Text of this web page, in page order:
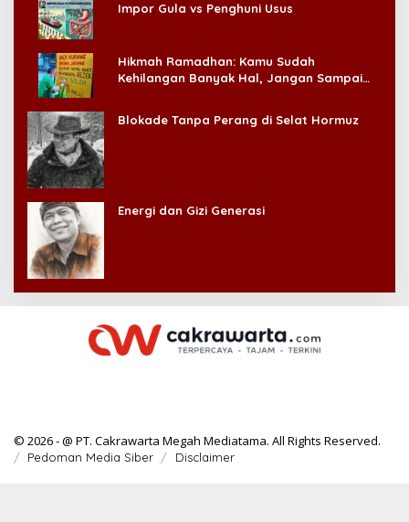
Impor Gula vs Penghuni Usus
Hikmah Ramadhan: Kamu Sudah
Kehilangan Banyak Hal, Jangan Sampai
Blokade Tanpa Perang di Selat Hormuz
Energi dan Gizi Generasi
© 2026 - @ PT. Cakrawarta Megah Mediatama. All Rights Reserved.
Pedoman Media Siber Disclaimer